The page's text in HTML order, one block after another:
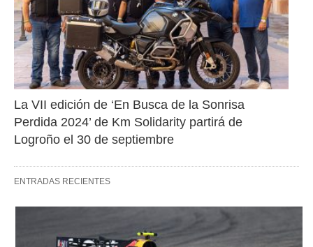
La VII edición de ‘En Busca de la Sonrisa
Perdida 2024’ de Km Solidarity partirá de
Logroño el 30 de septiembre
ENTRADAS RECIENTES